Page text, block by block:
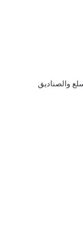
والصناديق